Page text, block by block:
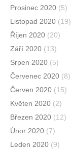
Prosinec 2020 (5)
Listopad 2020 (19)
Říjen 2020 (20)
Září 2020 (13)
Srpen 2020 (5)
Červenec 2020 (8)
Červen 2020 (15)
Květen 2020 (2)
Březen 2020 (12)
Únor 2020 (7)
Leden 2020 (9)